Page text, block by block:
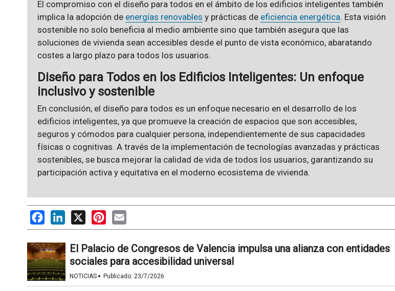
El compromiso con el diseño para todos en el ámbito de los edificios inteligentes también
implica la adopción de energías renovables y prácticas de eficiencia energética. Esta visión
sostenible no solo beneficia al medio ambiente sino que también asegura que las
soluciones de vivienda sean accesibles desde el punto de vista económico, abaratando
costes a largo plazo para todos los usuarios.
Diseño para Todos en los Edificios Inteligentes: Un enfoque
inclusivo y sostenible
En conclusión, el diseño para todos es un enfoque necesario en el desarrollo de los
edificios inteligentes, ya que promueve la creación de espacios que son accesibles,
seguros y cómodos para cualquier persona, independientemente de sus capacidades
físicas o cognitivas. A través de la implementación de tecnologías avanzadas y prácticas
sostenibles, se busca mejorar la calidad de vida de todos los usuarios, garantizando su
participación activa y equitativa en el moderno ecosistema de vivienda.
FacebookLinkedIn
X PinterestEmail
El Palacio de Congresos de Valencia impulsa una alianza con entidades
sociales para accesibilidad universal
NOTICIAS · Publicado: 23/7/2026